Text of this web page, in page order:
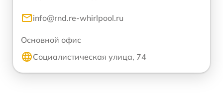
info@rnd.re-whirlpool.ru
Основной офис
Социалистическая улица, 74